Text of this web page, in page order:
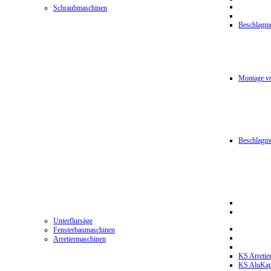
Schraubmaschinen
Montage
Unterflursäge
Fensterbaumaschinen
Arretiermaschinen
KS
KS